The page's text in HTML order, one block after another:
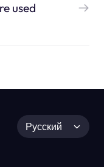
used
Русский